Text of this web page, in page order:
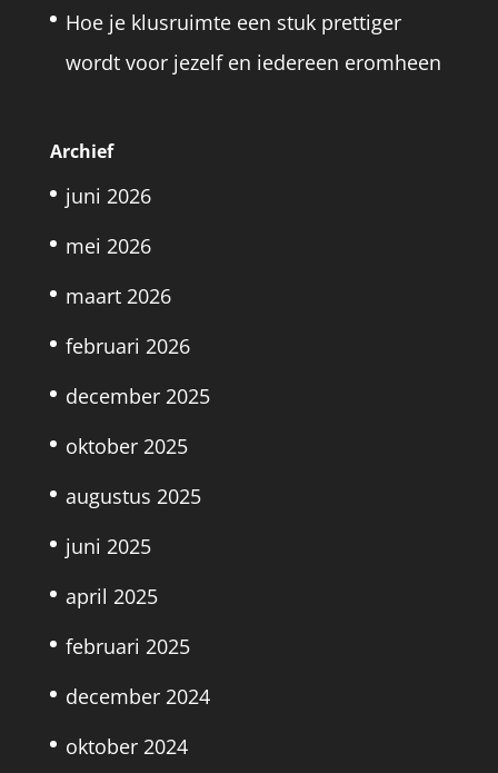
Hoe je klusruimte een stuk prettiger
wordt voor jezelf en iedereen eromheen
Archief
juni 2026
mei 2026
maart 2026
februari 2026
december 2025
oktober 2025
augustus 2025
juni 2025
april 2025
februari 2025
december 2024
oktober 2024